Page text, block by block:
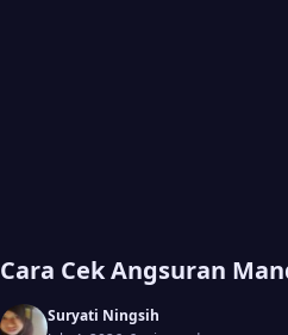
Cara Cek Angsuran
Suryati Ningsih